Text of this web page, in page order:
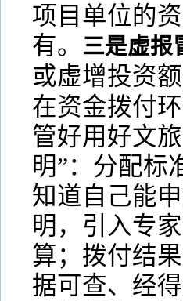
项目单位的
有。 三是虚报
或虚增投资
在资金拨付
管好用好文
明”：分配标
知道自己能
明，引入专
算；拨付结
据可查、经